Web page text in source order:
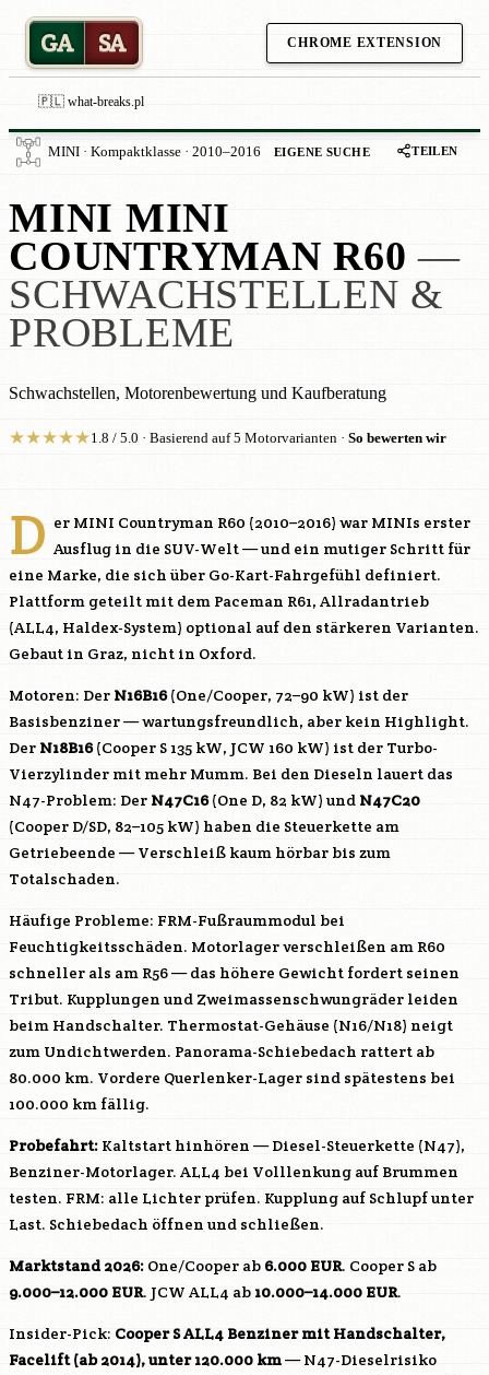
GA SA CHROME EXTENSION
🇵🇱 what-breaks.pl
MINI · Kompaktklasse · 2010–2016 EIGENE SUCHE TEILEN
MINI MINI
COUNTRYMAN R60 —
SCHWACHSTELLEN &
PROBLEME
Schwachstellen, Motorenbewertung und Kaufberatung
★★★★★1.8 / 5.0 · Basierend auf 5 Motorvarianten · So bewerten wir
D er MINI Countryman R60 (2010–2016) war MINIs erster
Ausflug in die SUV-Welt — und ein mutiger Schritt für
eine Marke, die sich über Go-Kart-Fahrgefühl definiert.
Plattform geteilt mit dem Paceman R61, Allradantrieb
(ALL4, Haldex-System) optional auf den stärkeren Varianten.
Gebaut in Graz, nicht in Oxford.
Motoren: Der N16B16(One/Cooper, 72–90 kW) ist der
Basisbenziner — wartungsfreundlich, aber kein Highlight.
Der N18B16(Cooper S 135 kW, JCW 160 kW) ist der Turbo-
Vierzylinder mit mehr Mumm. Bei den Dieseln lauert das
N47-Problem: Der N47C16(One D, 82 kW) und N47C20
(Cooper D/SD, 82–105 kW) haben die Steuerkette am
Getriebeende — Verschleiß kaum hörbar bis zum
Totalschaden.
Häufige Probleme: FRM-Fußraummodul bei
Feuchtigkeitsschäden. Motorlager verschleißen am R60
schneller als am R56 — das höhere Gewicht fordert seinen
Tribut. Kupplungen und Zweimassenschwungräder leiden
beim Handschalter. Thermostat-Gehäuse (N16/N18) neigt
zum Undichtwerden. Panorama-Schiebedach rattert ab
80.000 km. Vordere Querlenker-Lager sind spätestens bei
100.000 km fällig.
Probefahrt: Kaltstart hinhören — Diesel-Steuerkette (N47),
Benziner-Motorlager. ALL4 bei Volllenkung auf Brummen
testen. FRM: alle Lichter prüfen. Kupplung auf Schlupf unter
Last. Schiebedach öffnen und schließen.
Marktstand 2026: One/Cooper ab 6.000 EUR. Cooper S ab
9.000–12.000 EUR. JCW ALL4 ab 10.000–14.000 EUR.
Insider-Pick: Cooper S ALL4 Benziner mit Handschalter,
Facelift (ab 2014), unter 120.000 km—N47-Dieselrisiko